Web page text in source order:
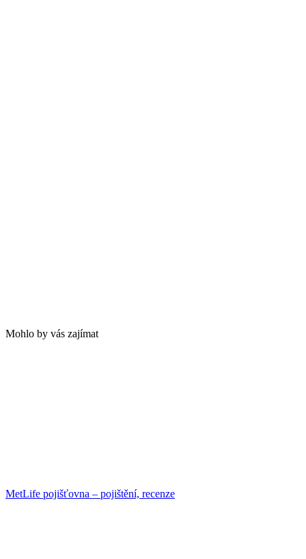
Mohlo by vás zajímat
MetLife pojišťovna – pojištění, recenze